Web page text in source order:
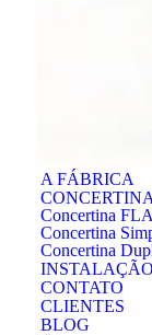
A FÁBRICA
Concertina
Concertina
Concertina
INSTALAÇÃO
CONTATO
CLIENTES
BLOG